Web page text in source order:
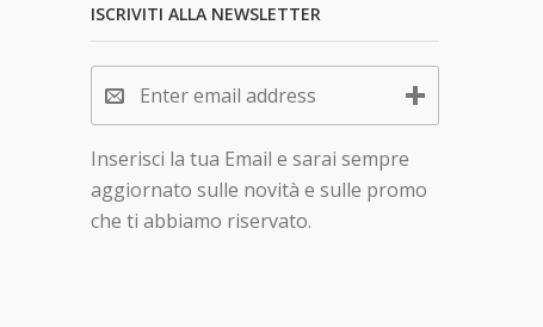
ISCRIVITI ALLA NEWSLETTER
Inserisci la tua Email e sarai sempre
aggiornato sulle novità e sulle promo
che ti abbiamo riservato.